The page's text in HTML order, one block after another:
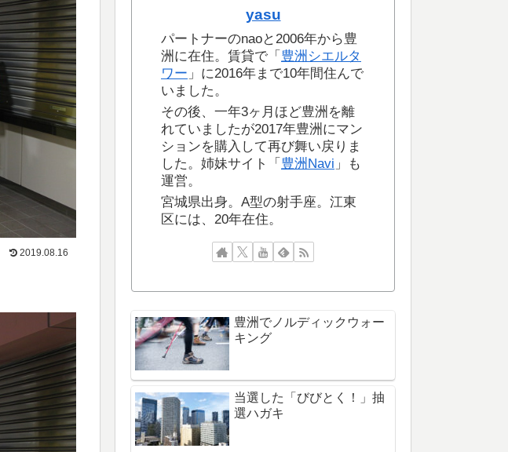
2019.08.16
yasu
パートナーのnaoと2006年から豊
洲に在住。賃貸で「 豊洲シエルタ
ワー 」に2016年まで10年間住んで
いました。
その後、一年3ヶ月ほど豊洲を離
れていましたが2017年豊洲にマン
ションを購入して再び舞い戻りま
した。姉妹サイト「 豊洲Navi 」も
運営。
宮城県出身。A型の射手座。江東
区には、20年在住。
豊洲でノルディックウォー
キング
当選した「びびとく！」抽
選ハガキ